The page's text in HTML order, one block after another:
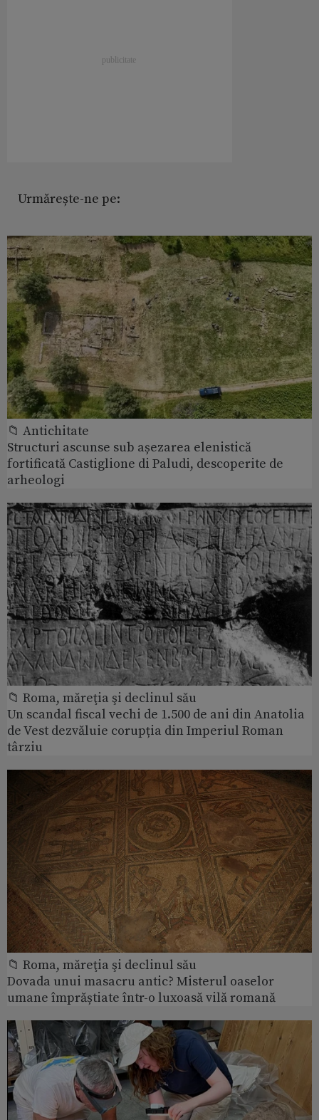
Urmărește-ne pe:
📁 Antichitate
Structuri ascunse sub așezarea elenistică
fortificată Castiglione di Paludi, descoperite de
arheologi
📁 Roma, măreţia şi declinul său
Un scandal fiscal vechi de 1.500 de ani din Anatolia
de Vest dezvăluie corupția din Imperiul Roman
târziu
📁 Roma, măreţia şi declinul său
Dovada unui masacru antic? Misterul oaselor
umane împrăștiate într-o luxoasă vilă romană